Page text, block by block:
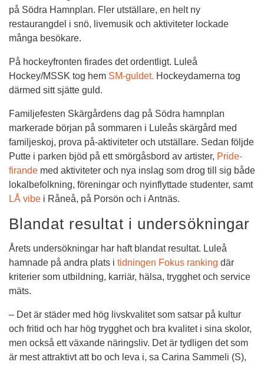
på Södra Hamnplan. Fler utställare, en helt ny
restaurangdel i snö, livemusik och aktiviteter lockade
många besökare.
På hockeyfronten firades det ordentligt. Luleå
Hockey/MSSK tog hem SM-guldet. Hockeydamerna tog
därmed sitt sjätte guld.
Familjefesten Skärgårdens dag på Södra hamnplan
markerade början på sommaren i Luleås skärgård med
familjeskoj, prova på-aktiviteter och utställare. Sedan följde
Putte i parken bjöd på ett smörgåsbord av artister, Pride-
firande med aktiviteter och nya inslag som drog till sig både
lokalbefolkning, föreningar och nyinflyttade studenter, samt
LÅ vibe i Råneå, på Porsön och i Antnäs.
Blandat resultat i undersökningar
Årets undersökningar har haft blandat resultat. Luleå
hamnade på andra plats i tidningen Fokus ranking där
kriterier som utbildning, karriär, hälsa, trygghet och service
mäts.
– Det är städer med hög livskvalitet som satsar på kultur
och fritid och har hög trygghet och bra kvalitet i sina skolor,
men också ett växande näringsliv. Det är tydligen det som
är mest attraktivt att bo och leva i, sa Carina Sammeli (S),